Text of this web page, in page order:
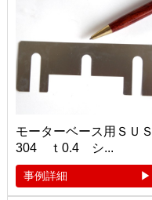
モーターベース用ＳＵＳ
304 ｔ0.4 シ...
事例詳細